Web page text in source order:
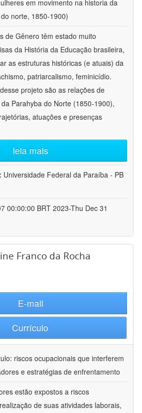
em movimento na historia da
norte, 1850-1900)
de Gênero têm estado muito
da História da Educação brasileira,
as estruturas históricas (e atuais) da
patriarcalismo, feminicídio.
projeto são as relações de
Parahyba do Norte (1850-1900),
atuações e presenças
leia mais
Universidade Federal da Paraíba - PB
00:00:00 BRT 2023-Thu Dec 31
Franco da Rocha
E-mail
Currículo
riscos ocupacionais que interferem
e estratégias de enfrentamento
estão expostos a riscos
de suas atividades laborais,